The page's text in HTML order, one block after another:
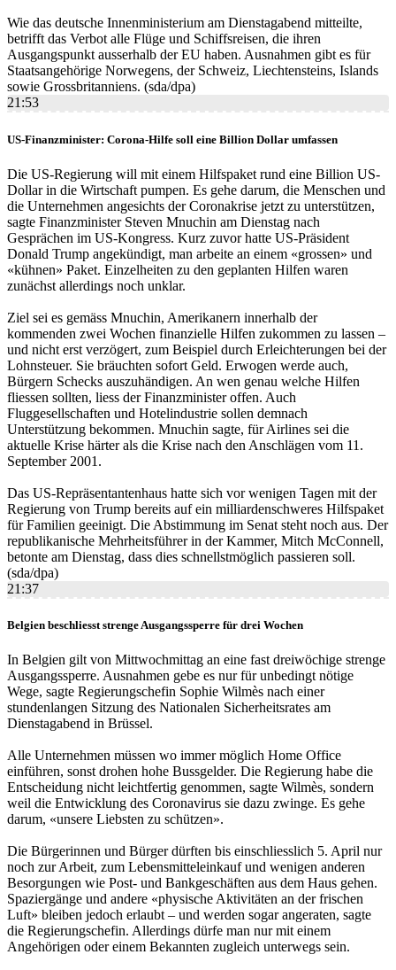
Wie das deutsche Innenministerium am Dienstagabend mitteilte,
betrifft das Verbot alle Flüge und Schiffsreisen, die ihren
Ausgangspunkt ausserhalb der EU haben. Ausnahmen gibt es für
Staatsangehörige Norwegens, der Schweiz, Liechtensteins, Islands
sowie Grossbritanniens. (sda/dpa)
21:53
US-Finanzminister: Corona-Hilfe soll eine Billion Dollar umfassen
Die US-Regierung will mit einem Hilfspaket rund eine Billion US-
Dollar in die Wirtschaft pumpen. Es gehe darum, die Menschen und
die Unternehmen angesichts der Coronakrise jetzt zu unterstützen,
sagte Finanzminister Steven Mnuchin am Dienstag nach
Gesprächen im US-Kongress. Kurz zuvor hatte US-Präsident
Donald Trump angekündigt, man arbeite an einem «grossen» und
«kühnen» Paket. Einzelheiten zu den geplanten Hilfen waren
zunächst allerdings noch unklar.
Ziel sei es gemäss Mnuchin, Amerikanern innerhalb der
kommenden zwei Wochen finanzielle Hilfen zukommen zu lassen –
und nicht erst verzögert, zum Beispiel durch Erleichterungen bei der
Lohnsteuer. Sie bräuchten sofort Geld. Erwogen werde auch,
Bürgern Schecks auszuhändigen. An wen genau welche Hilfen
fliessen sollten, liess der Finanzminister offen. Auch
Fluggesellschaften und Hotelindustrie sollen demnach
Unterstützung bekommen. Mnuchin sagte, für Airlines sei die
aktuelle Krise härter als die Krise nach den Anschlägen vom 11.
September 2001.
Das US-Repräsentantenhaus hatte sich vor wenigen Tagen mit der
Regierung von Trump bereits auf ein milliardenschweres Hilfspaket
für Familien geeinigt. Die Abstimmung im Senat steht noch aus. Der
republikanische Mehrheitsführer in der Kammer, Mitch McConnell,
betonte am Dienstag, dass dies schnellstmöglich passieren soll.
(sda/dpa)
21:37
Belgien beschliesst strenge Ausgangssperre für drei Wochen
In Belgien gilt von Mittwochmittag an eine fast dreiwöchige strenge
Ausgangssperre. Ausnahmen gebe es nur für unbedingt nötige
Wege, sagte Regierungschefin Sophie Wilmès nach einer
stundenlangen Sitzung des Nationalen Sicherheitsrates am
Dienstagabend in Brüssel.
Alle Unternehmen müssen wo immer möglich Home Office
einführen, sonst drohen hohe Bussgelder. Die Regierung habe die
Entscheidung nicht leichtfertig genommen, sagte Wilmès, sondern
weil die Entwicklung des Coronavirus sie dazu zwinge. Es gehe
darum, «unsere Liebsten zu schützen».
Die Bürgerinnen und Bürger dürften bis einschliesslich 5. April nur
noch zur Arbeit, zum Lebensmitteleinkauf und wenigen anderen
Besorgungen wie Post- und Bankgeschäften aus dem Haus gehen.
Spaziergänge und andere «physische Aktivitäten an der frischen
Luft» bleiben jedoch erlaubt – und werden sogar angeraten, sagte
die Regierungschefin. Allerdings dürfe man nur mit einem
Angehörigen oder einem Bekannten zugleich unterwegs sein.